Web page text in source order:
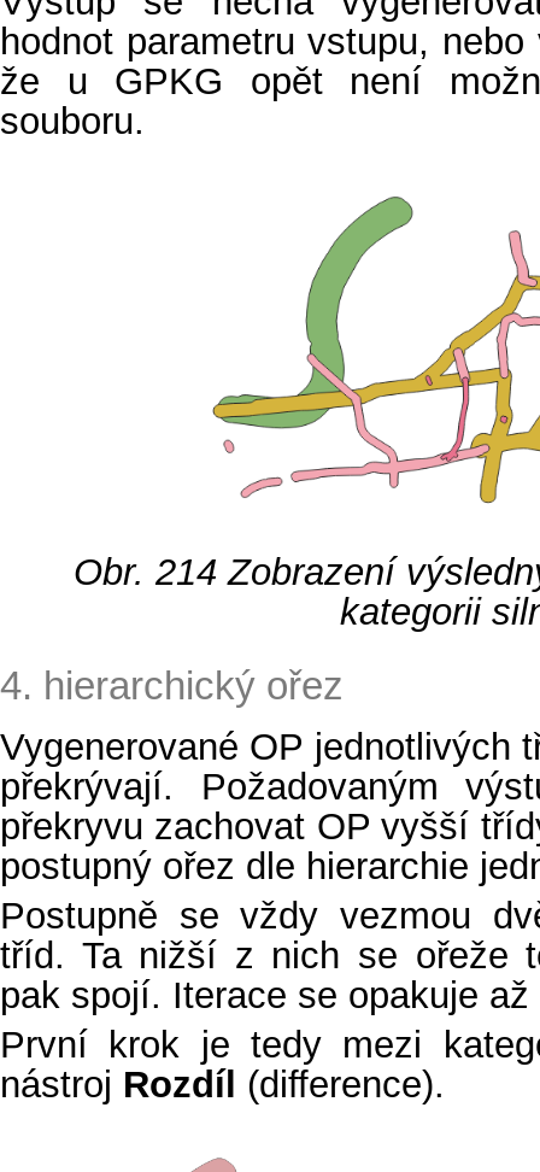
hodnot parametru vstupu,
že u GPKG opět není
souboru.
Obr. 214Zobrazení
kategorii
4. hierarchický ořez
Vygenerované OP jednotlivých
překrývají. Požadovaným
překryvu zachovat OP vyšší
postupný ořez dle hierarchie
Postupně se vždy vezmou
tříd. Ta nižší z nich se ořeže
pak spojí. Iterace se opakuje
První krok je tedy mezi
nástroj Rozdíl (difference).